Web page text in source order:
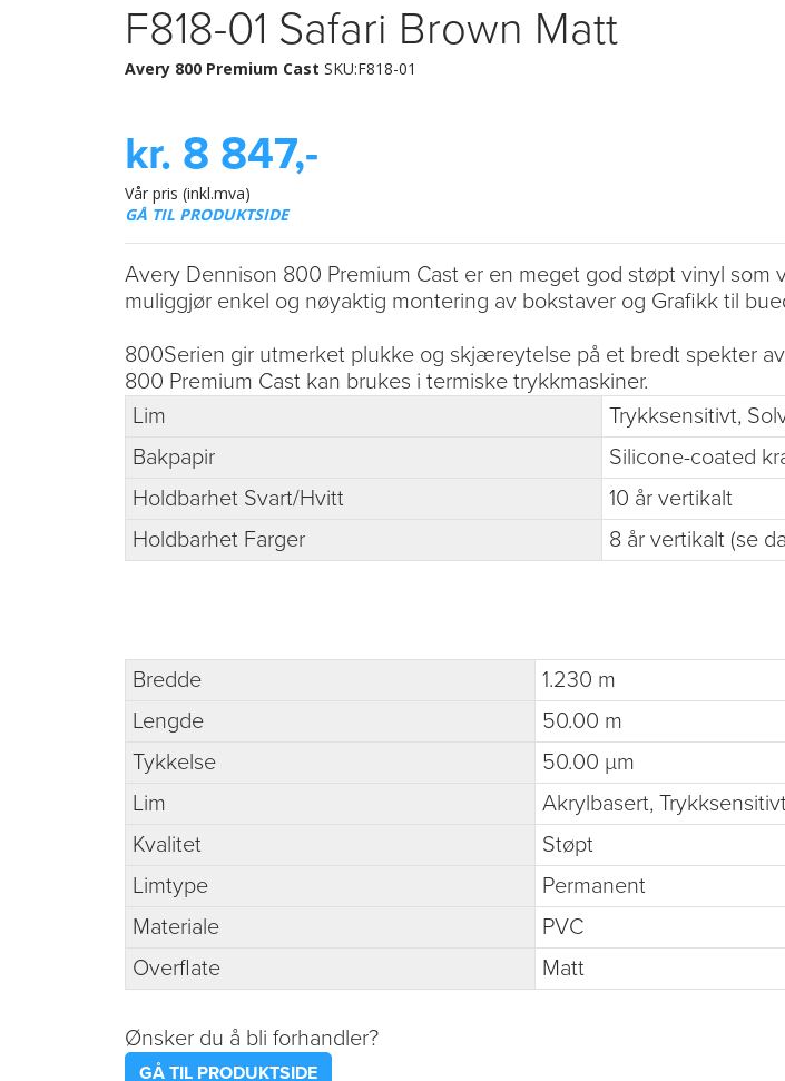
F818-01 Safari Brown Matt
Avery 800 Premium Cast SKU:F818-01
kr. 8 847,-
Vår pris (inkl.mva)
GÅ TIL PRODUKTSIDE
Avery Dennison 800 Premium Cast er en meget god støpt vinyl
muliggjør enkel og nøyaktig montering av bokstaver og Grafikk til
800Serien gir utmerket plukke og skjæreytelse på et bredt spekter
800 Premium Cast kan brukes i termiske trykkmaskiner.
Lim
Trykksensitivt,
Bakpapir
Silicone-coated
Holdbarhet Svart/Hvitt
10 år vertikalt
Holdbarhet Farger
8 år vertikalt (se
Bredde
1.230 m
Lengde
50.00 m
Tykkelse
50.00 µm
Lim
Akrylbasert,
Kvalitet
Støpt
Limtype
Permanent
Materiale
PVC
Overflate
Matt
Ønsker du å bli forhandler?
GÅ TIL PRODUKTSIDE